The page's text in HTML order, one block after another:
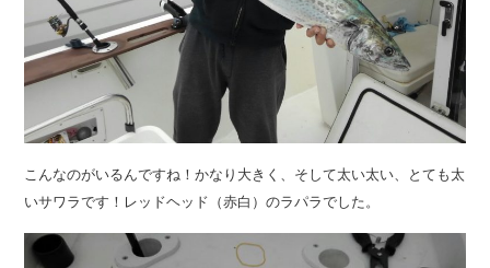
こんなのがいるんですね！かなり大きく、そして太い太い、とても太
いサワラです！レッドヘッド（赤白）のラパラでした。